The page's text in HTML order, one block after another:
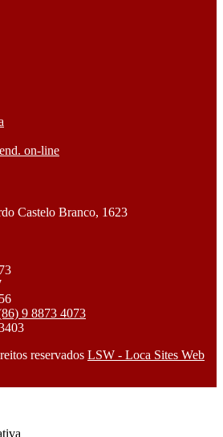
on-line
Castelo Branco, 1623
9 8873 4073
reservados LSW - Loca Sites Web